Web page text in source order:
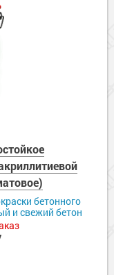
бетонного
и свежий бетон